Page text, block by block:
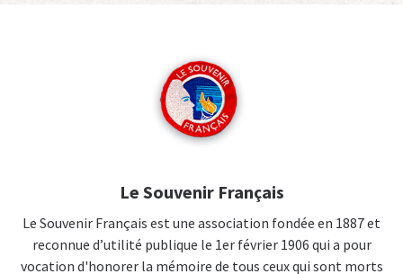
Le Souvenir Français
Le Souvenir Français est une association fondée en 1887 et
reconnue d’utilité publique le 1er février 1906 qui a pour
vocation d'honorer la mémoire de tous ceux qui sont morts